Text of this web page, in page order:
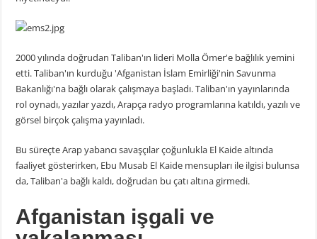
2000 yılında doğrudan Taliban'ın lideri Molla Ömer'e bağlılık yemini
etti. Taliban'ın kurduğu 'Afganistan İslam Emirliği'nin Savunma
Bakanlığı'na bağlı olarak çalışmaya başladı. Taliban'ın yayınlarında
rol oynadı, yazılar yazdı, Arapça radyo programlarına katıldı, yazılı ve
görsel birçok çalışma yayınladı.
Bu süreçte Arap yabancı savaşçılar çoğunlukla El Kaide altında
faaliyet gösterirken, Ebu Musab El Kaide mensupları ile ilgisi bulunsa
da, Taliban'a bağlı kaldı, doğrudan bu çatı altına girmedi.
Afganistan işgali ve